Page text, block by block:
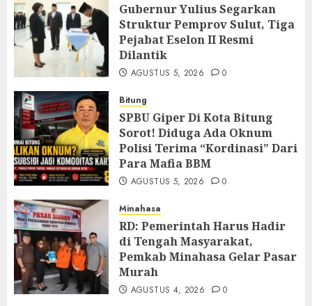
Gubernur Yulius Segarkan
Struktur Pemprov Sulut, Tiga
Pejabat Eselon II Resmi
Dilantik
AGUSTUS 5, 2026 0
Bitung
SPBU Giper Di Kota Bitung
Sorot! Diduga Ada Oknum
Polisi Terima “Kordinasi” Dari
Para Mafia BBM
AGUSTUS 5, 2026 0
Minahasa
RD: Pemerintah Harus Hadir
di Tengah Masyarakat,
Pemkab Minahasa Gelar Pasar
Murah
AGUSTUS 4, 2026 0